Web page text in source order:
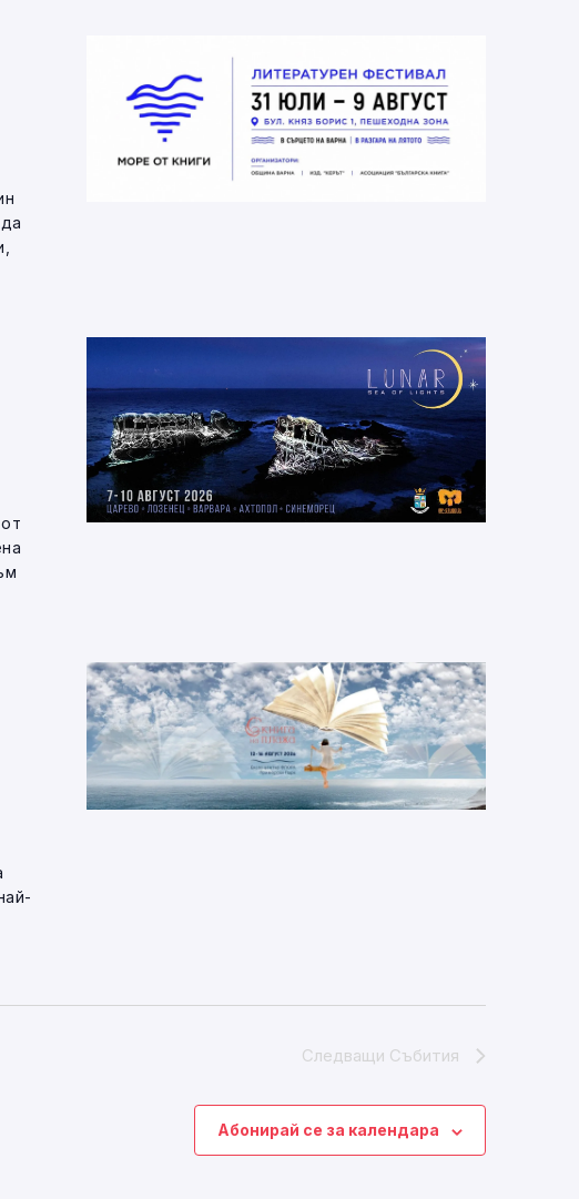
Следващи Събития
Абонирай се за календара